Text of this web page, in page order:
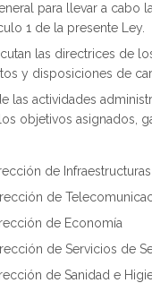
para llevar a cabo
1 de la presente Ley.
las directrices de
y disposiciones de
las actividades
objetivos asignados,
de
de
de Economía
de Servicios de
de Sanidad e